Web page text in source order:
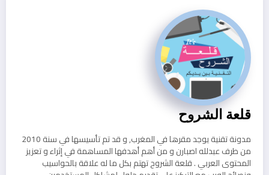
قلعة الشروح
مدونة تقنية يوجد مقرها في المغرب, و قد تم تأسيسها في سنة 2010
من طرف عبدلله اصبارن و من أهم أهدفها المساهمة في إثراء و تعزيز
المحتوى العربي . قلعة الشروح تهتم بكل ما له علاقة بالحواسيب